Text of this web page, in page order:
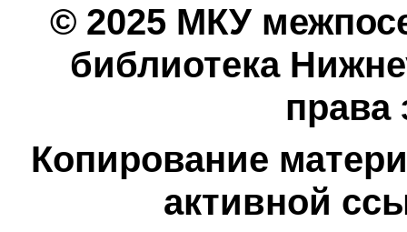
© 2025 МКУ
библиотека
Копирование
активной